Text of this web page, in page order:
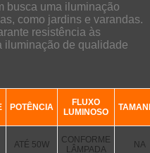
busca uma iluminação
como jardins e varandas.
resistência às
iluminação de qualidade
POTÊNCIA
FLUXO
LUMINOSO
ATÉ 50W
CONFORME
LÂMPADA
NA